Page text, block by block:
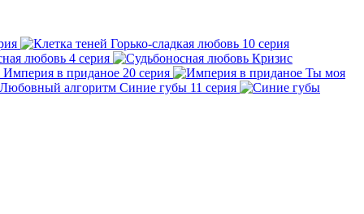
Горько-сладкая любовь 10 серия
любовь 4 серия
Кризис
Империя в приданое 20 серия
Ты моя
Синие губы 11 серия